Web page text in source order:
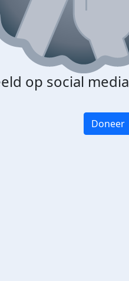
op social media
Doneer